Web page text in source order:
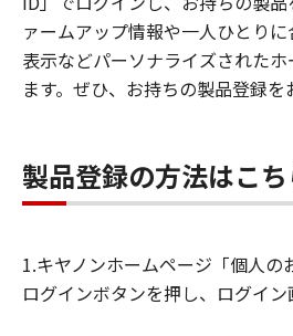
ァームアップ情報や一人ひとり
表示などパーソナライズされた
ます。ぜひ、お持ちの製品登録を
製品登録の方法はこち
1.キヤノンホームページ「個人の
ログインボタンを押し、ログイ